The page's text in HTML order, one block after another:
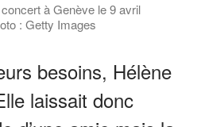
à Genève le 9 avril
: Getty Images
besoins, Hélène
laissait donc